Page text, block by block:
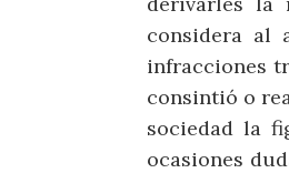
considera al
infracciones
consintió o
sociedad la
ocasiones